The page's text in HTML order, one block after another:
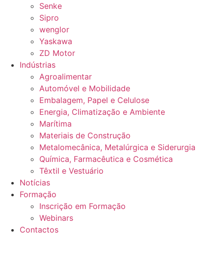
Senke
Sipro
wenglor
Yaskawa
ZD Motor
Indústrias
Agroalimentar
Automóvel e Mobilidade
Embalagem, Papel e Celulose
Energia, Climatização e Ambiente
Marítima
Materiais de Construção
Metalomecânica, Metalúrgica e Siderurgia
Química, Farmacêutica e Cosmética
Têxtil e Vestuário
Notícias
Formação
Inscrição em Formação
Webinars
Contactos